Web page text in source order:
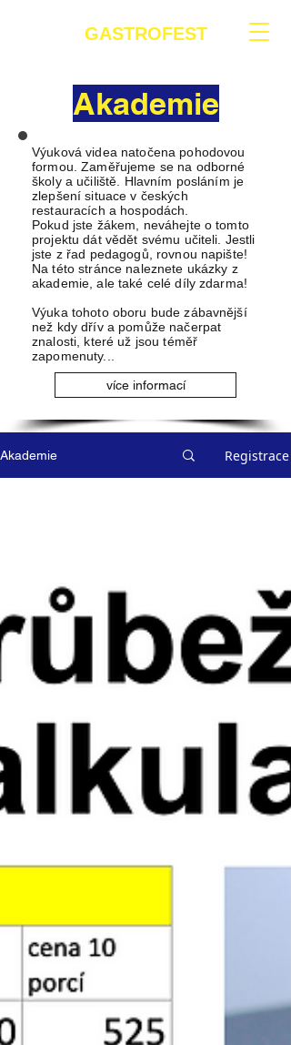
GASTROFEST
Akademie
Výuková videa natočena pohodovou
formou. Zaměřujeme se na odborné
školy a učiliště. Hlavním posláním je
zlepšení situace v českých
restauracích a hospodách.
Pokud jste žákem, neváhejte o tomto
projektu dát vědět svému učiteli. Jestli
jste z řad pedagogů, rovnou napište!
Na této stránce naleznete ukázky z
akademie, ale také celé díly zdarma!
Výuka tohoto oboru bude zábavnější
než kdy dřív a pomůže načerpat
znalosti, které už jsou téměř
zapomenuty...
více informací
Akademie Registrace